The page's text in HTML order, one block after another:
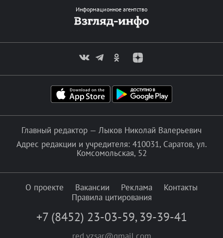
Информационное агентство
Главный редактор — Лыков Николай Валерьевич
Адрес редакции и учредителя: 410031, Саратов, ул.
Комсомольская, 52
О проекте Вакансии Реклама
Контакты
Правила цитирования
+7 (8452) 23-03-59, 39-39-41